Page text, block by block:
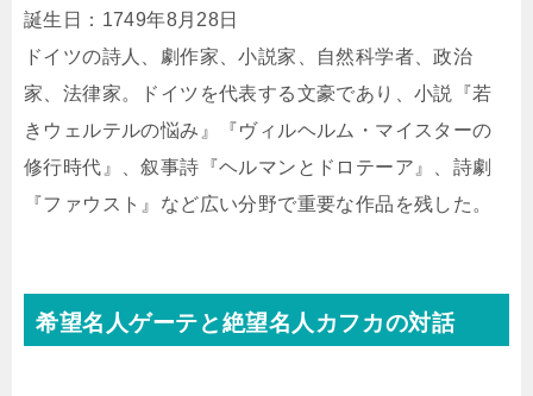
誕生日：1749年8月28日
ドイツの詩人、劇作家、小説家、自然科学者、政治
家、法律家。ドイツを代表する文豪であり、小説『若
きウェルテルの悩み』『ヴィルヘルム・マイスターの
修行時代』、叙事詩『ヘルマンとドロテーア』、詩劇
『ファウスト』など広い分野で重要な作品を残した。
希望名人ゲーテと絶望名人カフカの対話